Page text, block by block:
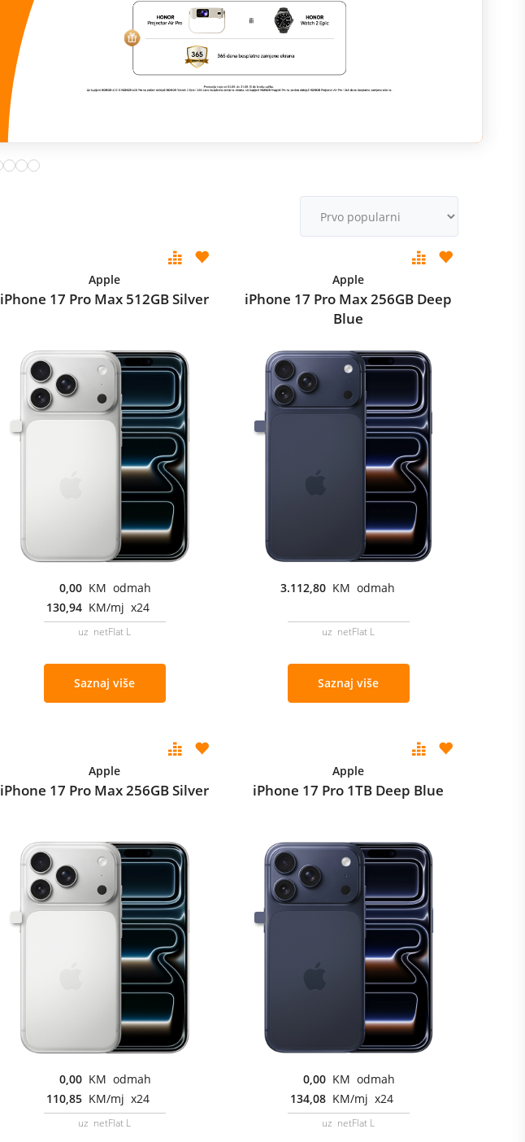
Apple
iPhone 17 Pro Max 512GB Silver
0,00 KM odmah
130,94 KM/mj x24
uz netFlat L
Saznaj više
Apple
iPhone 17 Pro Max 256GB Deep
Blue
3.112,80 KM odmah
uz netFlat L
Saznaj više
Apple
iPhone 17 Pro Max 256GB Silver
0,00 KM odmah
110,85 KM/mj x24
uz netFlat L
Apple
iPhone 17 Pro 1TB Deep Blue
0,00 KM odmah
134,08 KM/mj x24
uz netFlat L